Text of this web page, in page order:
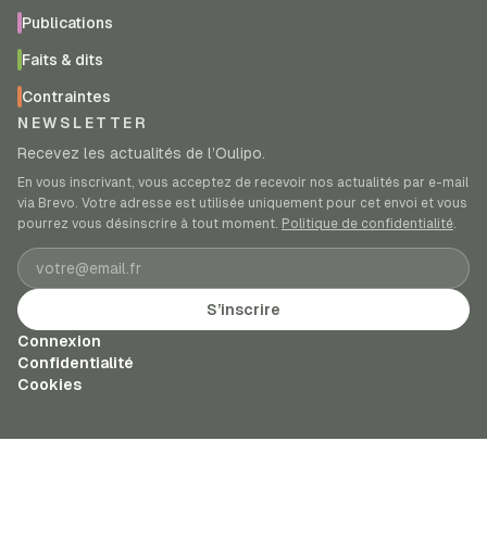
Publications
Faits & dits
Contraintes
NEWSLETTER
Recevez les actualités de l’Oulipo.
En vous inscrivant, vous acceptez de recevoir nos actualités par e-mail
via Brevo. Votre adresse est utilisée uniquement pour cet envoi et vous
pourrez vous désinscrire à tout moment. Politique de confidentialité.
Adresse e-mail
S’inscrire
Connexion
Confidentialité
Cookies